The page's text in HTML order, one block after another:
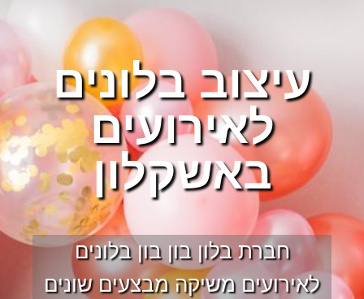
עיצוב בלונים
לאירועים
באשקלון
חברת בלון בון בון בלונים
לאירועים משיקה מבצעים שונים